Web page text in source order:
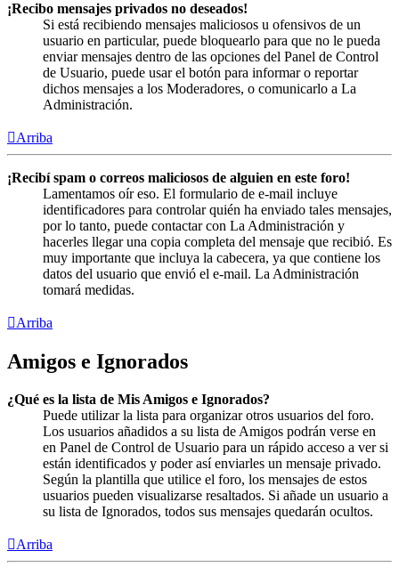
¡Recibo mensajes privados no deseados!
Si está recibiendo mensajes maliciosos u ofensivos de un
usuario en particular, puede bloquearlo para que no le pueda
enviar mensajes dentro de las opciones del Panel de Control
de Usuario, puede usar el botón para informar o reportar
dichos mensajes a los Moderadores, o comunicarlo a La
Administración.
Arriba
¡Recibí spam o correos maliciosos de alguien en este foro!
Lamentamos oír eso. El formulario de e-mail incluye
identificadores para controlar quién ha enviado tales mensajes,
por lo tanto, puede contactar con La Administración y
hacerles llegar una copia completa del mensaje que recibió. Es
muy importante que incluya la cabecera, ya que contiene los
datos del usuario que envió el e-mail. La Administración
tomará medidas.
Arriba
Amigos e Ignorados
¿Qué es la lista de Mis Amigos e Ignorados?
Puede utilizar la lista para organizar otros usuarios del foro.
Los usuarios añadidos a su lista de Amigos podrán verse en
en Panel de Control de Usuario para un rápido acceso a ver si
están identificados y poder así enviarles un mensaje privado.
Según la plantilla que utilice el foro, los mensajes de estos
usuarios pueden visualizarse resaltados. Si añade un usuario a
su lista de Ignorados, todos sus mensajes quedarán ocultos.
Arriba